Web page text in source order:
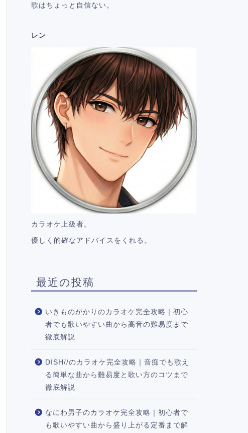
歌はちょっと自信ない。
レン
カラオケ上級者。
優しく的確なアドバイスをくれる。
最近の投稿
いきものがかりのカラオケ完全攻略｜初心
者でも歌いやすい曲から高音の難易度まで
徹底解説
DISH//のカラオケ完全攻略｜音痴でも歌え
る簡単な曲から難易度と歌い方のコツまで
徹底解説
なにわ男子のカラオケ完全攻略｜初心者で
も歌いやすい曲から盛り上がる定番まで解